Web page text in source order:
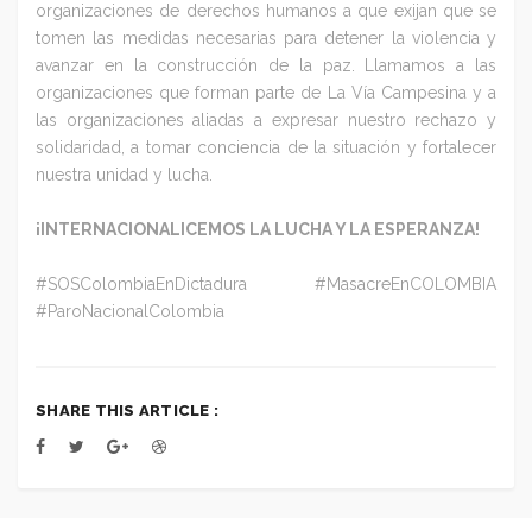
organizaciones de derechos humanos a que exijan que se
tomen las medidas necesarias para detener la violencia y
avanzar en la construcción de la paz. Llamamos a las
organizaciones que forman parte de La Vía Campesina y a
las organizaciones aliadas a expresar nuestro rechazo y
solidaridad, a tomar conciencia de la situación y fortalecer
nuestra unidad y lucha.
¡INTERNACIONALICEMOS LA LUCHA Y LA ESPERANZA!
#SOSColombiaEnDictadura #MasacreEnCOLOMBIA
#ParoNacionalColombia
SHARE THIS ARTICLE :